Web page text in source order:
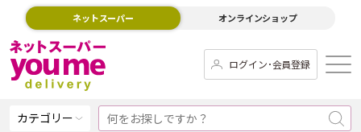
ネットスーパー オンラインショップ
ログイン･会員登録
カテゴリー